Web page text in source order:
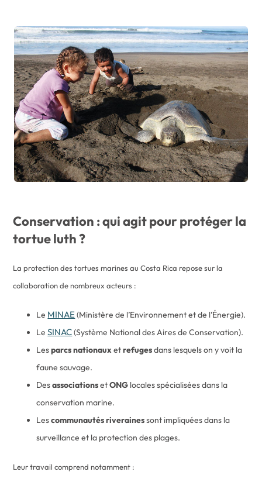
Conservation : qui agit pour protéger la
tortue luth ?
La protection des tortues marines au Costa Rica repose sur la
collaboration de nombreux acteurs :
Le MINAE(Ministère de l’Environnement et de l’Énergie).
LeSINAC(Système National des Aires de Conservation).
Lesparcs nationauxetrefugesdans lesquels on y voit la
faune sauvage.
DesassociationsetONG locales spécialisées dans la
conservation marine.
Lescommunautés riverainessont impliquées dans la
surveillance et la protection des plages.
Leur travail comprend notamment :